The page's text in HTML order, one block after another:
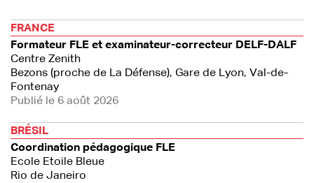
FRANCE
Formateur FLE et examinateur-correcteur DELF-DALF
Centre Zenith
Bezons (proche de La Défense), Gare de Lyon, Val-de-
Fontenay
Publié le 6 août 2026
BRÉSIL
Coordination pédagogique FLE
Ecole Etoile Bleue
Rio de Janeiro